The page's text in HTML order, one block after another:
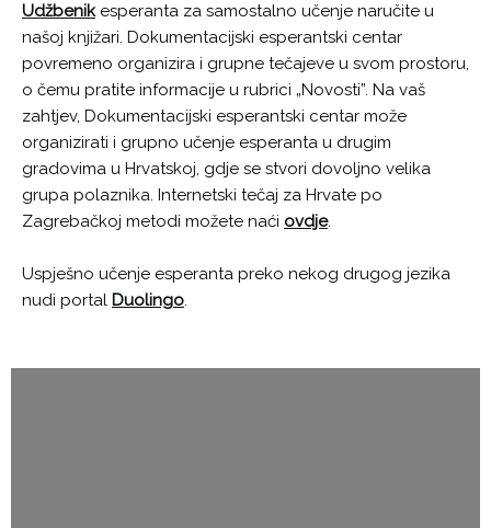
Udžbenikesperanta za samostalno učenje naručite u
našoj knjižari. Dokumentacijski esperantski centar
povremeno organizira i grupne tečajeve u svom prostoru,
o čemu pratite informacije u rubrici „Novosti”. Na vaš
zahtjev, Dokumentacijski esperantski centar može
organizirati i grupno učenje esperanta u drugim
gradovima u Hrvatskoj, gdje se stvori dovoljno velika
grupa polaznika. Internetski tečaj za Hrvate po
Zagrebačkoj metodi možete naći ovdje.
Uspješno učenje esperanta preko nekog drugog jezika
nudi portal Duolingo.